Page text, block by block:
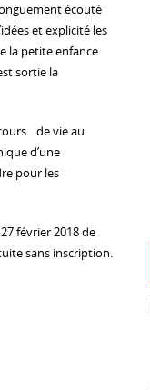
écouté
et explicité les
la petite enfance.
sortie la
de vie au
d’une
pour les
février 2018 de
sans inscription.